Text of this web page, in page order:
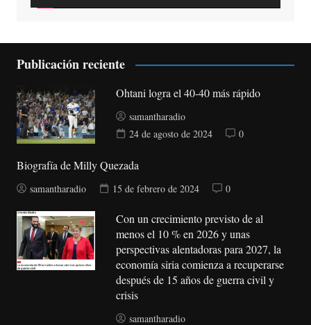
Publicación reciente
Ohtani logra el 40-40 más rápido
samantharadio
24 de agosto de 2024
0
Biografía de Milly Quezada
samantharadio 15 de febrero de 2024 0
Con un crecimiento previsto de al
menos el 10 % en 2026 y unas
perspectivas alentadoras para 2027, la
economía siria comienza a recuperarse
después de 15 años de guerra civil y
crisis
samantharadio